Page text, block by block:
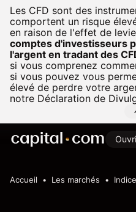
Les CFD sont des
comportent un risque
en raison de l'effet de
comptes d'investisseurs
l'argent en tradant des
si vous comprenez
si vous pouvez vous
élevé de perdre votre
notre Déclaration de
Accueil Les marchés